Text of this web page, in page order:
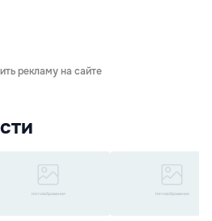
рекламу на сайте